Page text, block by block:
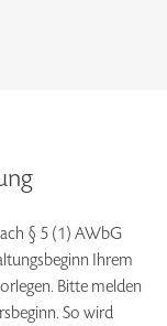
§ 5 (1) AWbG
Ihrem
Bitte melden
So wird